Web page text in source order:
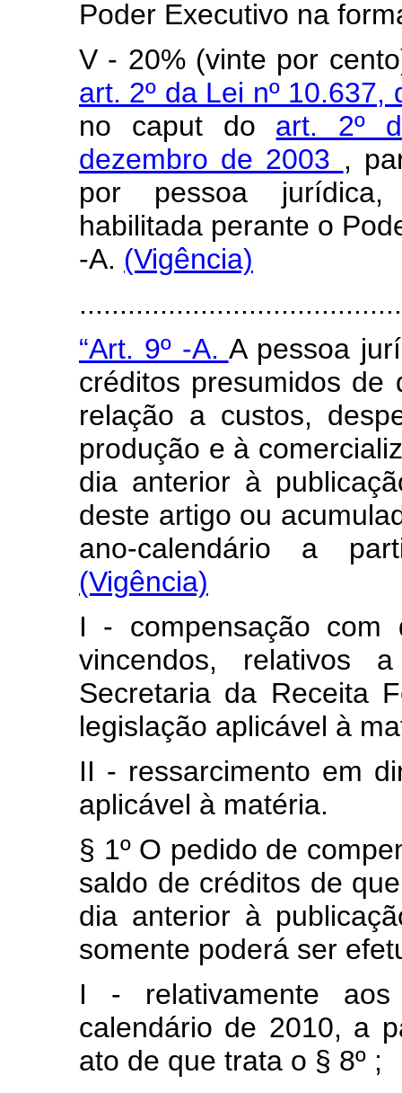
Poder Executivo na
V - 20% (vinte por
art. 2º da Lei nº
no caput do art. 2º
dezembro de 2003 ,
por pessoa jurídica,
habilitada perante o
-A. (Vigência)
“Art. 9º -A. A pessoa
créditos presumidos de
relação a custos,
produção e à
dia anterior à
deste artigo ou
ano-calendário a
(Vigência)
I - compensação com
vincendos, relativos
Secretaria da Receita
legislação aplicável à
II - ressarcimento em
aplicável à matéria.
§ 1º O pedido de
saldo de créditos de
dia anterior à
somente poderá ser
I - relativamente
calendário de 2010, a
ato de que trata o § 8º ;